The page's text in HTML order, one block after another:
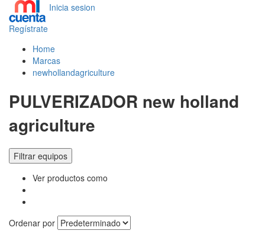
Inicia sesion
Regístrate
Home
Marcas
newhollandagriculture
PULVERIZADOR new holland
agriculture
Filtrar equipos
Ver productos como
Ordenar por